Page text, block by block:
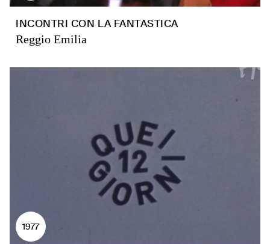
INCONTRI CON LA FANTASTICA
Reggio Emilia
1977